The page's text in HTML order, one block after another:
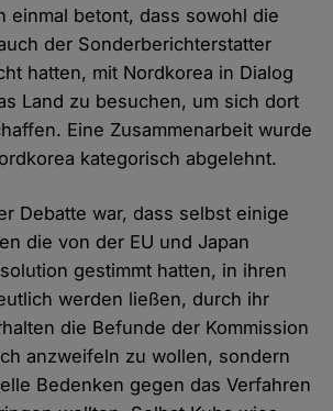
einmal betont, dass sowohl die
der Sonderberichterstatter
hatten, mit Nordkorea in Dialog
Land zu besuchen, um sich dort
Eine Zusammenarbeit wurde
kategorisch abgelehnt.
Debatte war, dass selbst einige
die von der EU und Japan
gestimmt hatten, in ihren
werden ließen, durch ihr
die Befunde der Kommission
anzweifeln zu wollen, sondern
Bedenken gegen das Verfahren